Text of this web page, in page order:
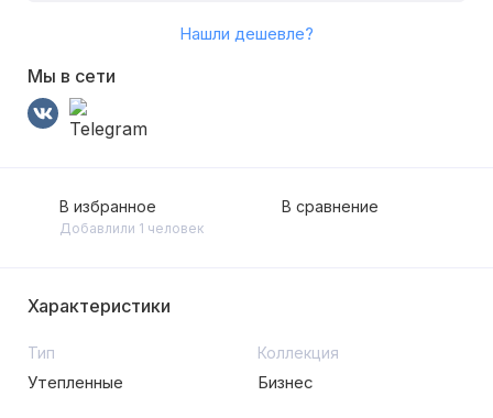
Нашли дешевле?
Мы в сети
В избранное
Добавлили 1 человек
В сравнение
Характеристики
Тип
Утепленные
Коллекция
Бизнес